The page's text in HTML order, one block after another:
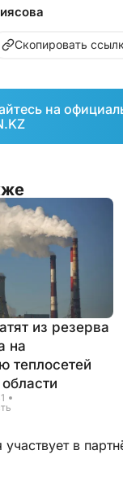
Скопировать
на
из резерва
на
теплосетей
в